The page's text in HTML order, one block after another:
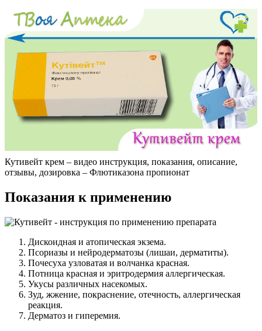
Кутивейт крем – видео инструкция, показания, описание,
отзывы, дозировка – Флютиказона пропионат
Показания к применению
Дискоидная и атопическая экзема.
Псориазы и нейродерматозы (лишаи, дерматиты).
Почесуха узловатая и волчанка красная.
Потница красная и эритродермия аллергическая.
Укусы различных насекомых.
Зуд, жжение, покраснение, отечность, аллергическая
реакция.
Дерматоз и гиперемия.